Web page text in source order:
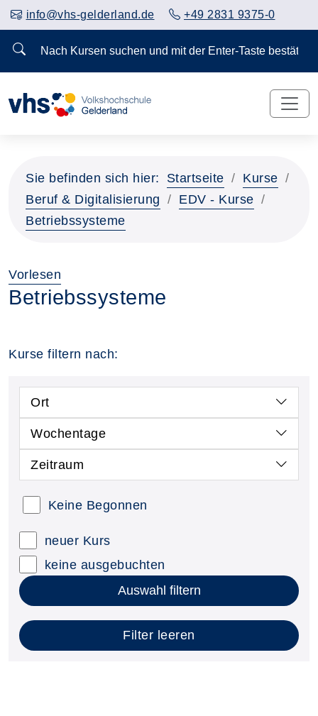
info@vhs-gelderland.de +49 2831 9375-0
Nach Kursen suchen und mit der Enter-Taste
Sie befinden sich hier: Startseite
Kurse
Beruf & Digitalisierung
EDV - Kurse
Betriebssysteme
Vorlesen
Betriebssysteme
Kurse filtern nach:
Ort
Wochentage
Zeitraum
Keine Begonnen
neuer Kurs
keine ausgebuchten
Auswahl filtern
Filter leeren